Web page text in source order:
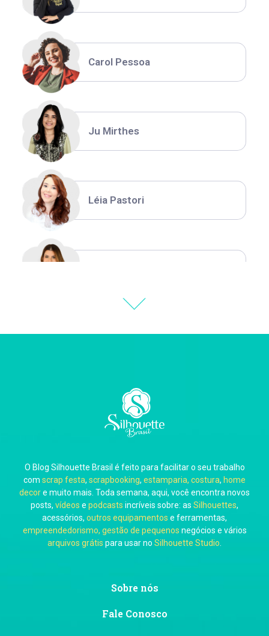
Carol Pessoa
Ju Mirthes
Léia Pastori
Carla Eschberger
Carol Pessoa
Ju Mirthes
O Blog Silhouette Brasil é feito para facilitar o seu trabalho
com scrap festa, scrapbooking, estamparia, costura, home
decore muito mais. Toda semana, aqui, você encontra novos
posts, vídeos e podcasts incríveis sobre: as Silhouettes,
acessórios, outros equipamentos e ferramentas,
empreendedorismo, gestão de pequenos negócios e vários
arquivos grátis para usar no Silhouette Studio
Sobre nós
Fale Conosco